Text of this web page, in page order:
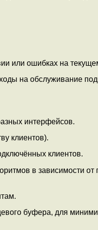
или ошибках на
на обслуживание
интерфейсов.
клиентов).
клиентов.
в зависимости
буфера, для